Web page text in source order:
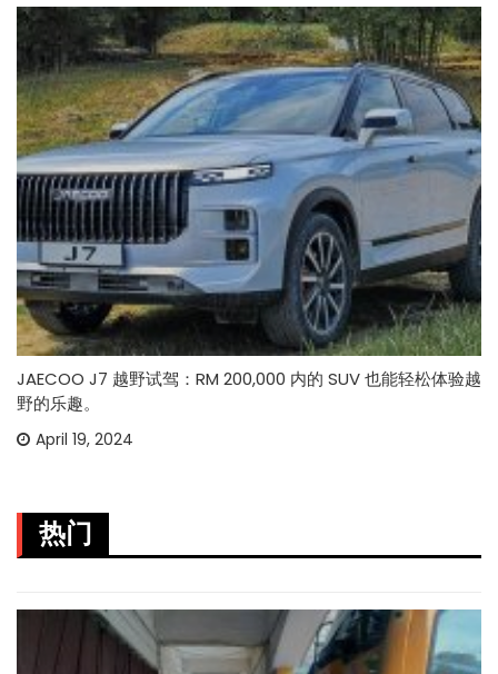
JAECOO J7 越野试驾：RM 200,000 内的 SUV 也能轻松体验越
野的乐趣。
April 19, 2024
热门